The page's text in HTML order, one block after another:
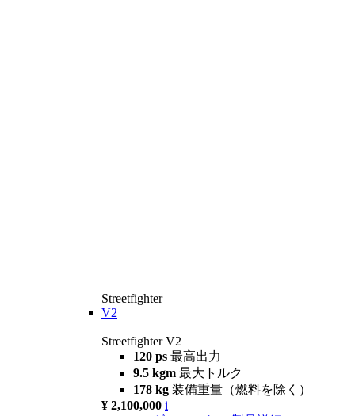
Streetfighter
V2
Streetfighter V2
120 ps 最高出力
9.5 kgm 最大トルク
178 kg 装備重量（燃料を除く）
¥ 2,100,000 i